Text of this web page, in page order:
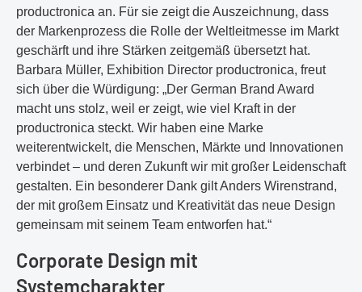
productronica an. Für sie zeigt die Auszeichnung, dass
der Markenprozess die Rolle der Weltleitmesse im Markt
geschärft und ihre Stärken zeitgemäß übersetzt hat.
Barbara Müller, Exhibition Director productronica, freut
sich über die Würdigung: „Der German Brand Award
macht uns stolz, weil er zeigt, wie viel Kraft in der
productronica steckt. Wir haben eine Marke
weiterentwickelt, die Menschen, Märkte und Innovationen
verbindet – und deren Zukunft wir mit großer Leidenschaft
gestalten. Ein besonderer Dank gilt Anders Wirenstrand,
der mit großem Einsatz und Kreativität das neue Design
gemeinsam mit seinem Team entworfen hat.“
Corporate Design mit
Systemcharakter